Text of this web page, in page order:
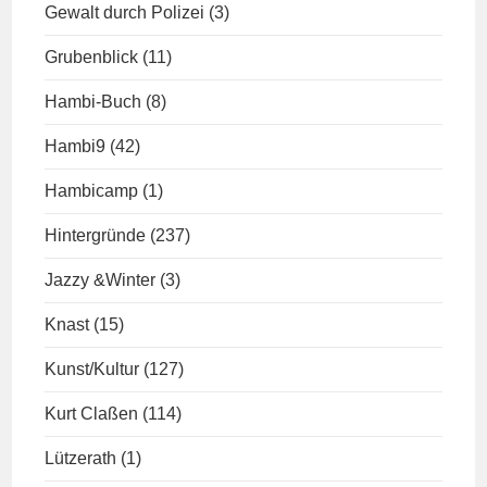
Gewalt durch Polizei (3)
Grubenblick (11)
Hambi-Buch (8)
Hambi9 (42)
Hambicamp (1)
Hintergründe (237)
Jazzy &Winter (3)
Knast (15)
Kunst/Kultur (127)
Kurt Claßen (114)
Lützerath (1)